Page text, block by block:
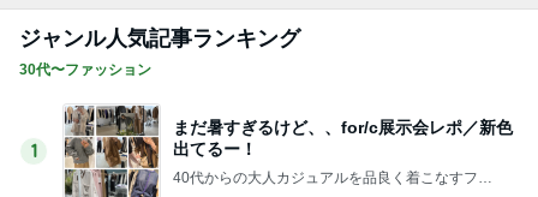
ジャンル人気記事ランキング
30代〜ファッション
1
まだ暑すぎるけど、、for/c展示会レポ／新色
出てるー！
40代からの大人カジュアルを品良く着こなすファ